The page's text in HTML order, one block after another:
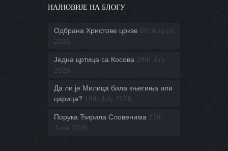
НАЈНОВИЈЕ НА БЛОГУ
Одбрана Христове цркве 6th August
2026
Једна цртица са Косова 29th July
2026
Да ли је Милица била књегиња или
царица? 18th July 2026
Порука Ћирила Словенима 27th
June 2026